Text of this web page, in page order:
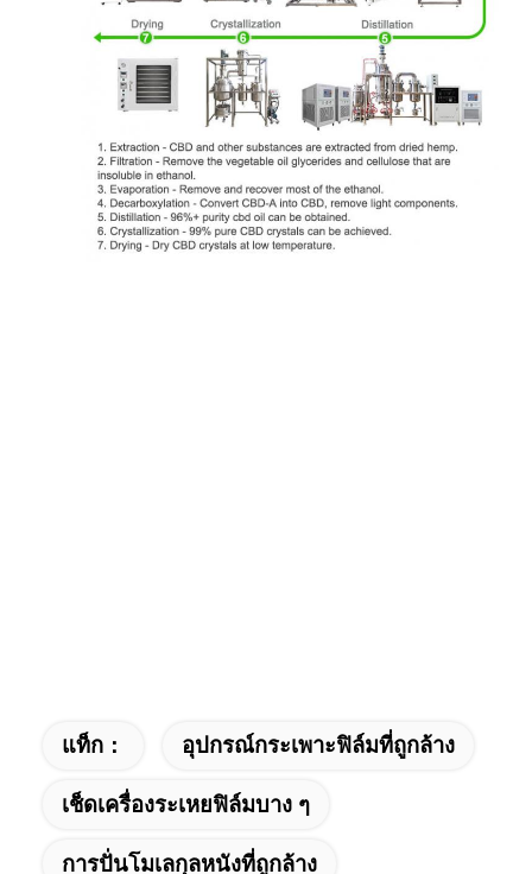
แท็ก： อุปกรณ์กระเพาะฟิล์มที่ถูกล้าง
เช็ดเครื่องระเหยฟิล์มบาง ๆ
การปั่นโมเลกุลหนังที่ถูกล้าง